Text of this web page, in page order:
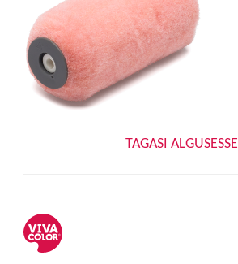
TAGASI ALGUSESSE